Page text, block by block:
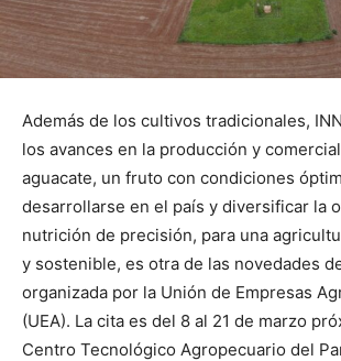
Además de los cultivos tradicionales,
los avances en la producción y
aguacate, un fruto con condiciones
desarrollarse en el país y diversificar la
nutrición de precisión, para una
y sostenible, es otra de las novedades
organizada por la Unión de Empresas
(UEA). La cita es del 8 al 21 de marzo
Centro Tecnológico Agropecuario del